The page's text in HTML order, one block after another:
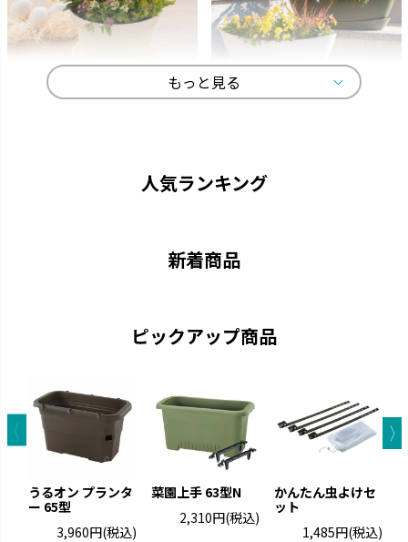
グレーニー
ペイントした手作りの風合いで
す。
クロレラの恵み
クロレラの効果で植物の生長を
サポートします。
もっと見る
人気ランキング
新着商品
ピックアップ商品
うるオン プランタ
ー 65型
3,960円(税込)
菜園上手 63型N
2,310円(税込)
かんたん虫よけセ
ット
1,485円(税込)